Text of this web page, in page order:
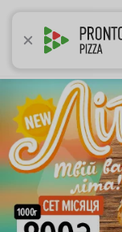
Акції Піца